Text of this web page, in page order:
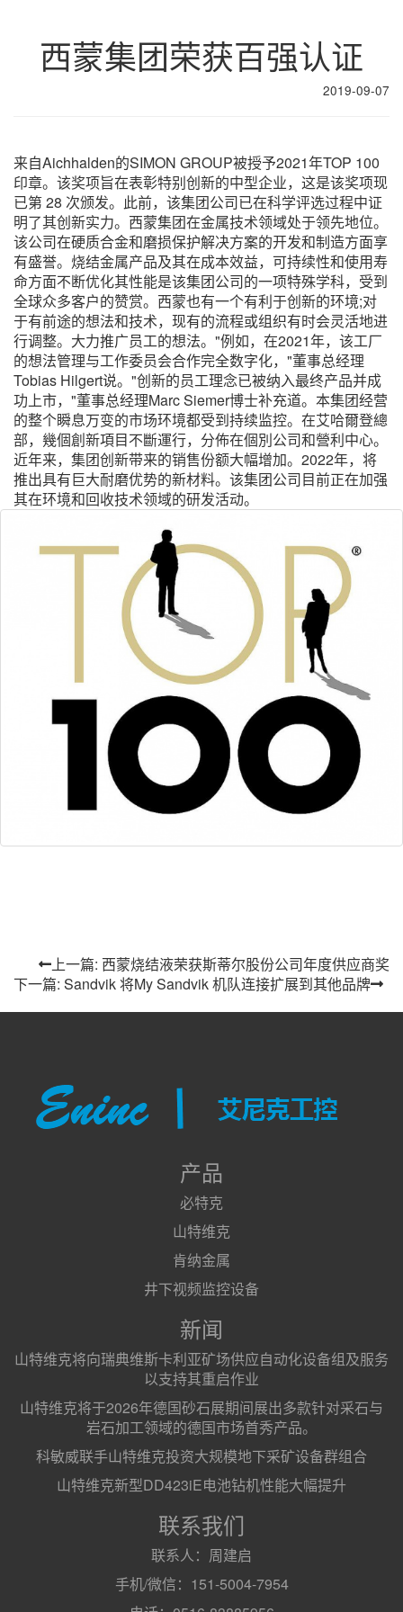
西蒙集团荣获百强认证
2019-09-07
来自Aichhalden的SIMON GROUP被授予2021年TOP 100
印章。该奖项旨在表彰特别创新的中型企业，这是该奖项现
已第 28 次颁发。此前，该集团公司已在科学评选过程中证
明了其创新实力。西蒙集团在金属技术领域处于领先地位。
该公司在硬质合金和磨损保护解决方案的开发和制造方面享
有盛誉。烧结金属产品及其在成本效益，可持续性和使用寿
命方面不断优化其性能是该集团公司的一项特殊学科，受到
全球众多客户的赞赏。西蒙也有一个有利于创新的环境;对
于有前途的想法和技术，现有的流程或组织有时会灵活地进
行调整。大力推广员工的想法。"例如，在2021年，该工厂
的想法管理与工作委员会合作完全数字化，"董事总经理
Tobias Hilgert说。"创新的员工理念已被纳入最终产品并成
功上市，"董事总经理Marc Siemer博士补充道。本集团经营
的整个瞬息万变的市场环境都受到持续监控。在艾哈爾登總
部，幾個創新項目不斷運行，分佈在個別公司和營利中心。
近年来，集团创新带来的销售份额大幅增加。2022年，将
推出具有巨大耐磨优势的新材料。该集团公司目前正在加强
其在环境和回收技术领域的研发活动。
上一篇: 西蒙烧结液荣获斯蒂尔股份公司年度供应商奖
下一篇: Sandvik 将My Sandvik 机队连接扩展到其他品牌
产品
必特克
山特维克
肯纳金属
井下视频监控设备
新闻
山特维克将向瑞典维斯卡利亚矿场供应自动化设备组及服务
以支持其重启作业
山特维克将于2026年德国砂石展期间展出多款针对采石与
岩石加工领域的德国市场首秀产品。
科敏威联手山特维克投资大规模地下采矿设备群组合
山特维克新型DD423iE电池钻机性能大幅提升
联系我们
联系人：周建启
手机/微信：151-5004-7954